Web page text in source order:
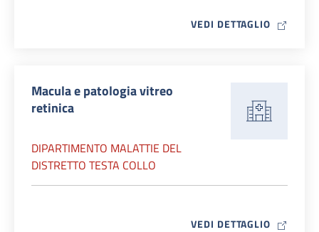
VEDI DETTAGLIO MAP ICON
Macula e patologia vitreo
retinica
DIPARTIMENTO MALATTIE DEL
DISTRETTO TESTA COLLO
VEDI DETTAGLIO MAP ICON